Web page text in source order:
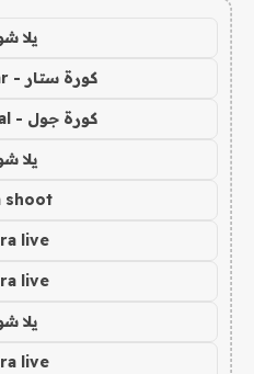
يلا
كورة ستار - koora-star
كورة جول - koora-goal
يلا
shoot
live
live
يلا
live